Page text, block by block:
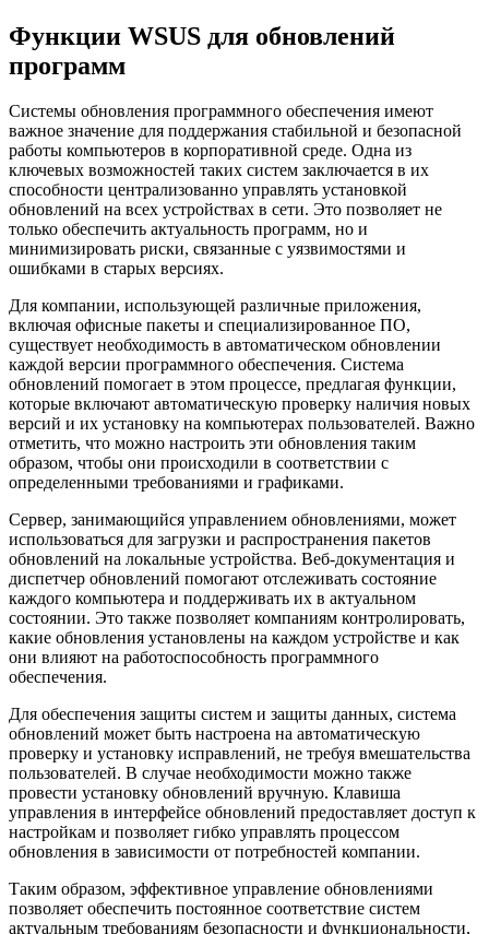
Функции WSUS для обновлений
программ
Системы обновления программного обеспечения имеют
важное значение для поддержания стабильной и безопасной
работы компьютеров в корпоративной среде. Одна из
ключевых возможностей таких систем заключается в их
способности централизованно управлять установкой
обновлений на всех устройствах в сети. Это позволяет не
только обеспечить актуальность программ, но и
минимизировать риски, связанные с уязвимостями и
ошибками в старых версиях.
Для компании, использующей различные приложения,
включая офисные пакеты и специализированное ПО,
существует необходимость в автоматическом обновлении
каждой версии программного обеспечения. Система
обновлений помогает в этом процессе, предлагая функции,
которые включают автоматическую проверку наличия новых
версий и их установку на компьютерах пользователей. Важно
отметить, что можно настроить эти обновления таким
образом, чтобы они происходили в соответствии с
определенными требованиями и графиками.
Сервер, занимающийся управлением обновлениями, может
использоваться для загрузки и распространения пакетов
обновлений на локальные устройства. Веб-документация и
диспетчер обновлений помогают отслеживать состояние
каждого компьютера и поддерживать их в актуальном
состоянии. Это также позволяет компаниям контролировать,
какие обновления установлены на каждом устройстве и как
они влияют на работоспособность программного
обеспечения.
Для обеспечения защиты систем и защиты данных, система
обновлений может быть настроена на автоматическую
проверку и установку исправлений, не требуя вмешательства
пользователей. В случае необходимости можно также
провести установку обновлений вручную. Клавиша
управления в интерфейсе обновлений предоставляет доступ к
настройкам и позволяет гибко управлять процессом
обновления в зависимости от потребностей компании.
Таким образом, эффективное управление обновлениями
позволяет обеспечить постоянное соответствие систем
актуальным требованиям безопасности и функциональности,